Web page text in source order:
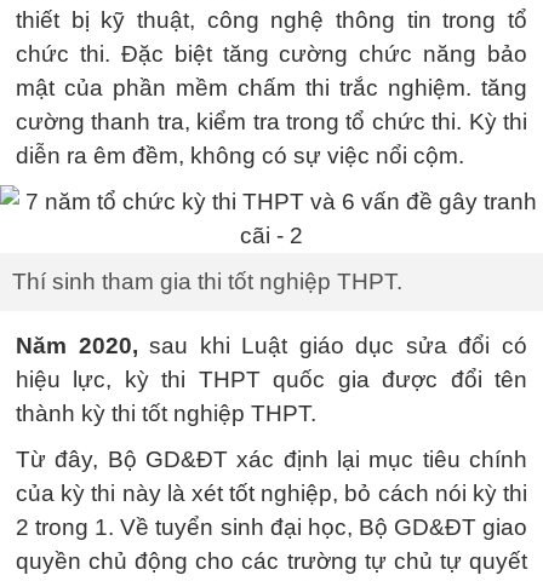
thiết bị kỹ thuật, công nghệ thông tin trong tổ
chức thi. Đặc biệt tăng cường chức năng bảo
mật của phần mềm chấm thi trắc nghiệm. tăng
cường thanh tra, kiểm tra trong tổ chức thi. Kỳ thi
diễn ra êm đềm, không có sự việc nổi cộm.
Thí sinh tham gia thi tốt nghiệp THPT.
Năm 2020, sau khi Luật giáo dục sửa đổi có
hiệu lực, kỳ thi THPT quốc gia được đổi tên
thành kỳ thi tốt nghiệp THPT.
Từ đây, Bộ GD&ĐT xác định lại mục tiêu chính
của kỳ thi này là xét tốt nghiệp, bỏ cách nói kỳ thi
2 trong 1. Về tuyển sinh đại học, Bộ GD&ĐT giao
quyền chủ động cho các trường tự chủ tự quyết